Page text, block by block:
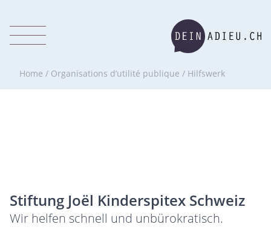
Home / Organisations d’utilité publique / Hilfswerk
Stiftung Joël Kinderspitex Schweiz
Wir helfen schnell und unbürokratisch.